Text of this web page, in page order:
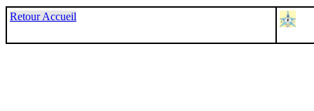
Retour Accueil